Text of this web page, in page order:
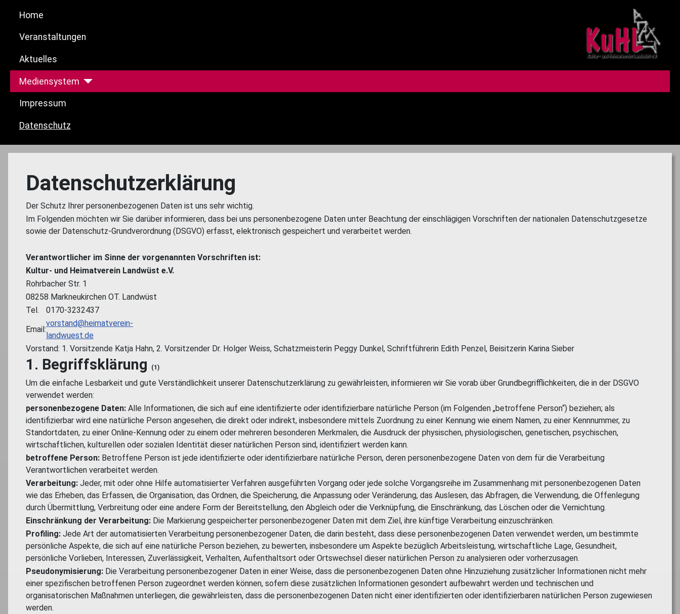
Home
Veranstaltungen
Aktuelles
Mediensystem
Impressum
Datenschutz
Datenschutzerklärung
Der Schutz Ihrer personenbezogenen Daten ist uns sehr wichtig.
Im Folgenden möchten wir Sie darüber informieren, dass bei uns personenbezogene Daten unter Beachtung der einschlägigen Vorschriften der nationalen Datenschutzgesetze
sowie der Datenschutz-Grundverordnung (DSGVO) erfasst, elektronisch gespeichert und verarbeitet werden.
Verantwortlicher im Sinne der vorgenannten Vorschriften ist:
Kultur- und Heimatverein Landwüst e.V.
Rohrbacher Str. 1
08258 Markneukirchen OT. Landwüst
Tel.
0170-3232437
Email:
vorstand@heimatverein-
landwuest.de
Vorstand: 1. Vorsitzende Katja Hahn, 2. Vorsitzender Dr. Holger Weiss, Schatzmeisterin Peggy Dunkel, Schriftführerin Edith Penzel, Beisitzerin Karina Sieber
1. Begriffsklärung (1)
Um die einfache Lesbarkeit und gute Verständlichkeit unserer Datenschutzerklärung zu gewährleisten, informieren wir Sie vorab über Grundbegrifflichkeiten, die in der DSGVO
verwendet werden:
personenbezogene Daten: Alle Informationen, die sich auf eine identifizierte oder identifizierbare natürliche Person (im Folgenden „betroffene Person“) beziehen; als
identifizierbar wird eine natürliche Person angesehen, die direkt oder indirekt, insbesondere mittels Zuordnung zu einer Kennung wie einem Namen, zu einer Kennnummer, zu
Standortdaten, zu einer Online-Kennung oder zu einem oder mehreren besonderen Merkmalen, die Ausdruck der physischen, physiologischen, genetischen, psychischen,
wirtschaftlichen, kulturellen oder sozialen Identität dieser natürlichen Person sind, identifiziert werden kann.
betroffene Person: Betroffene Person ist jede identifizierte oder identifizierbare natürliche Person, deren personenbezogene Daten von dem für die Verarbeitung
Verantwortlichen verarbeitet werden.
Verarbeitung: Jeder, mit oder ohne Hilfe automatisierter Verfahren ausgeführten Vorgang oder jede solche Vorgangsreihe im Zusammenhang mit personenbezogenen Daten
wie das Erheben, das Erfassen, die Organisation, das Ordnen, die Speicherung, die Anpassung oder Veränderung, das Auslesen, das Abfragen, die Verwendung, die Offenlegung
durch Übermittlung, Verbreitung oder eine andere Form der Bereitstellung, den Abgleich oder die Verknüpfung, die Einschränkung, das Löschen oder die Vernichtung.
Einschränkung der Verarbeitung: Die Markierung gespeicherter personenbezogener Daten mit dem Ziel, ihre künftige Verarbeitung einzuschränken.
Profiling: Jede Art der automatisierten Verarbeitung personenbezogener Daten, die darin besteht, dass diese personenbezogenen Daten verwendet werden, um bestimmte
persönliche Aspekte, die sich auf eine natürliche Person beziehen, zu bewerten, insbesondere um Aspekte bezüglich Arbeitsleistung, wirtschaftliche Lage, Gesundheit,
persönliche Vorlieben, Interessen, Zuverlässigkeit, Verhalten, Aufenthaltsort oder Ortswechsel dieser natürlichen Person zu analysieren oder vorherzusagen.
Pseudonymisierung: Die Verarbeitung personenbezogener Daten in einer Weise, dass die personenbezogenen Daten ohne Hinzuziehung zusätzlicher Informationen nicht mehr
einer spezifischen betroffenen Person zugeordnet werden können, sofern diese zusätzlichen Informationen gesondert aufbewahrt werden und technischen und
organisatorischen Maßnahmen unterliegen, die gewährleisten, dass die personenbezogenen Daten nicht einer identifizierten oder identifizierbaren natürlichen Person zugewiesen
werden.